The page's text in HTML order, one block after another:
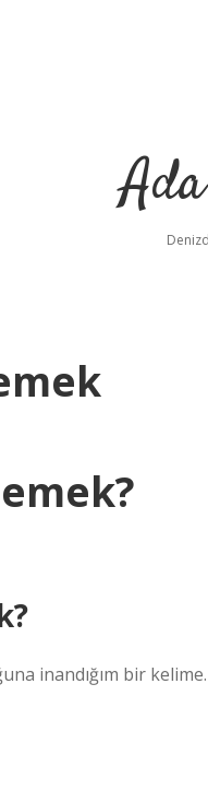
inandığım bir kelime.